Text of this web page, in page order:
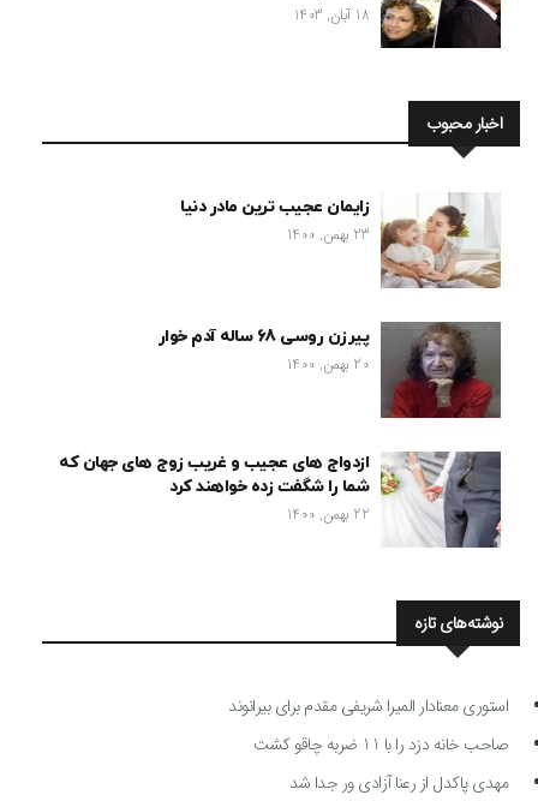
18 آبان, 1403
اخبار محبوب
زایمان عجیب ترین مادر دنیا
23 بهمن, 1400
پیرزن روسی 68 ساله آدم خوار
20 بهمن, 1400
ازدواج های عجیب و غریب زوج های جهان که
شما را شگفت زده خواهند کرد
22 بهمن, 1400
نوشته‌های تازه
استوری معنادار المیرا شریفی مقدم برای بیرانوند
صاحب خانه دزد را با 11 ضربه چاقو کشت
مهدی پاکدل از رعنا آزادی ور جدا شد